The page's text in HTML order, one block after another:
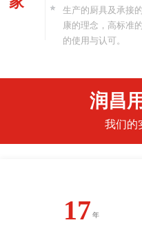
生产的厨具及承接
康的理念，高标准
的使用与认可。
润昌
我们的
17